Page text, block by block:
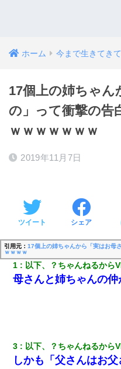
ホーム 今まで生きてき
17個上の姉ちゃん
の」って衝撃の告
ｗｗｗｗｗｗｗ
2019年11月7日
ツイート シェア
引用元： 17個上の姉ちゃんから「実はお母
ｗｗｗｗ
1 以下、？ちゃんねるから
母さんと姉ちゃんの
3 以下、？ちゃんねるから
しかも「父さんはお